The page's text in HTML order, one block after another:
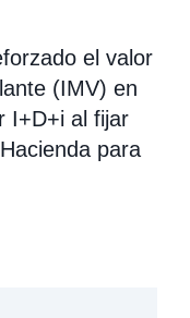
el valor
(IMV) en
I+D+i al fijar
para